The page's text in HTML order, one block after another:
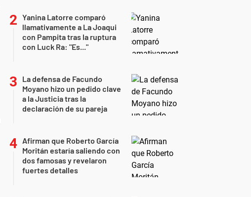
Yanina Latorre comparó
llamativamente a La Joaqui
con Pampita tras la ruptura
con Luck Ra: "Es..."
La defensa de Facundo
Moyano hizo un pedido clave
a la Justicia tras la
declaración de su pareja
Afirman que Roberto García
Moritán estaría saliendo con
dos famosas y revelaron
fuertes detalles